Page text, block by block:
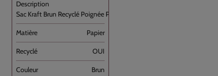
Sac Kraft Brun Recyclé Poignée Plate [...]
Papier
OUI
Brun